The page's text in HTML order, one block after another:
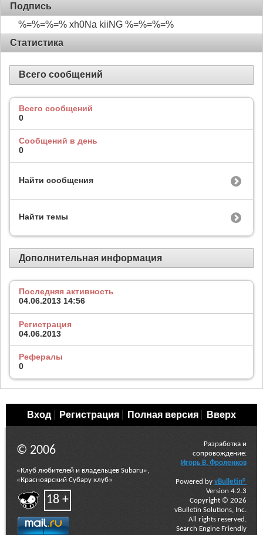
Подпись
%=%=%=% xh0Na kiiNG %=%=%=%
Статистика
Всего сообщений
Всего сообщений
0
Сообщений в день
0
Найти сообщения
Найти темы
Дополнительная информация
Последняя активность
04.06.2013 14:56
Регистрация
04.06.2013
Рефералы
0
Вход Регистрация Полная версия Вверх
© 2006
«Клуб любителей и владельцев Subaru»,
«Красноярский Субару клуб»
18 +
Разработка и
сопровождение:
Игорь В. Фроленков
Powered by vBulletin®
Version 4.2.3
Copyright © 2026
vBulletin Solutions, Inc.
All rights reserved.
Search Engine Friendly